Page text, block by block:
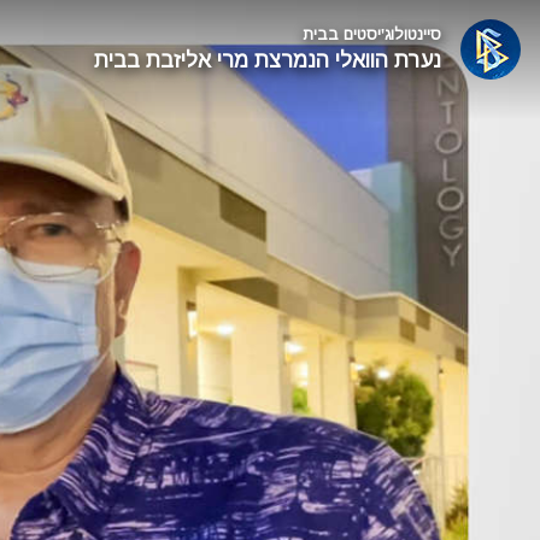
סיינטולוג'יסטים בבית
נערת הוואלי הנמרצת מרי אליזבת בבית